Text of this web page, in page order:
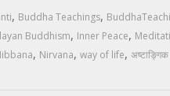
, Buddha Teachings,
Buddhism, Inner Peace,
, Nirvana, way of life, अष्टाङ्गिक